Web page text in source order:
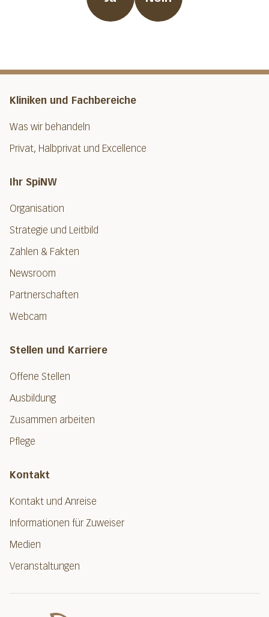
Kliniken und Fachbereiche
Was wir behandeln
Privat, Halbprivat und Excellence
Ihr SpiNW
Organisation
Strategie und Leitbild
Zahlen & Fakten
Newsroom
Partnerschaften
Webcam
Stellen und Karriere
Offene Stellen
Ausbildung
Zusammen arbeiten
Pflege
Kontakt
Kontakt und Anreise
Informationen für Zuweiser
Medien
Veranstaltungen